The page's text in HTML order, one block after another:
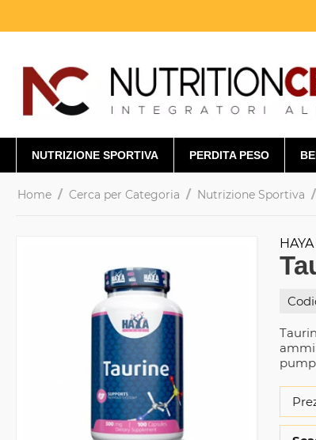
NUTRIZIONE SPORTIVA PERDITA PESO
Home / Cerca per Categoria / Nutrizione Sportiva /